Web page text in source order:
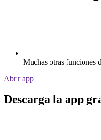
Muchas otras funciones
Abrir app
Descarga la app